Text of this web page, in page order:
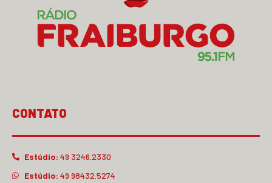
CONTATO
Estúdio: 49 3246.2330
Estúdio: 49 98432.5274